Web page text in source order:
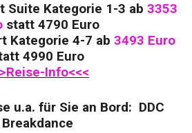
Suite Kategorie 1-3 ab 3353
statt 4790 Euro
Kategorie 4-7 ab 3493 Euro
4990 Euro
Info<<<
u.a. für Sie an Bord: DDC
Breakdance